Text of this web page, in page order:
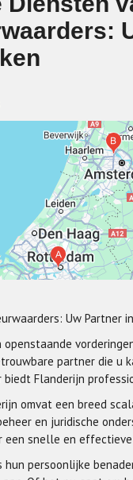
Uw Partner
partner die u
Flanderijn
omvat een breed
en juridische
snelle en
hun persoonlijke